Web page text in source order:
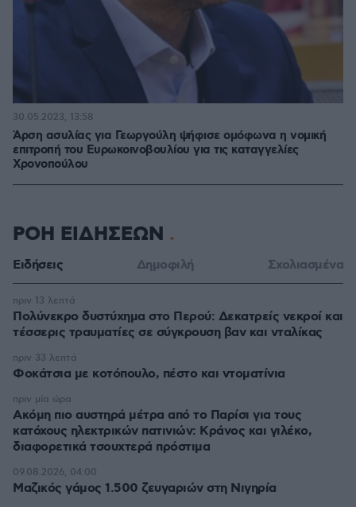
Άρση ασυλίας για Γεωργούλη ψήφισε ομόφωνα η νομική
επιτροπή του Ευρωκοινοβουλίου για τις καταγγελίες
Χρονοπούλου
30.05.2023, 13:58
ΡΟΗ ΕΙΔΗΣΕΩΝ
Ειδήσεις Δημοφιλή Σχολιασμένα
Πολύνεκρο δυστύχημα στο Περού: Δεκατρείς νεκροί και
τέσσερις τραυματίες σε σύγκρουση βαν και νταλίκας
πριν 13 λεπτά
Φοκάτσια με κοτόπουλο, πέστο και ντοματίνια
πριν 33 λεπτά
Ακόμη πιο αυστηρά μέτρα από το Παρίσι για τους
κατόχους ηλεκτρικών πατινιών: Κράνος και γιλέκο,
διαφορετικά τσουχτερά πρόστιμα
πριν μία ώρα
Μαζικός γάμος 1.500 ζευγαριών στη Νιγηρία
09.08.2026, 04:00